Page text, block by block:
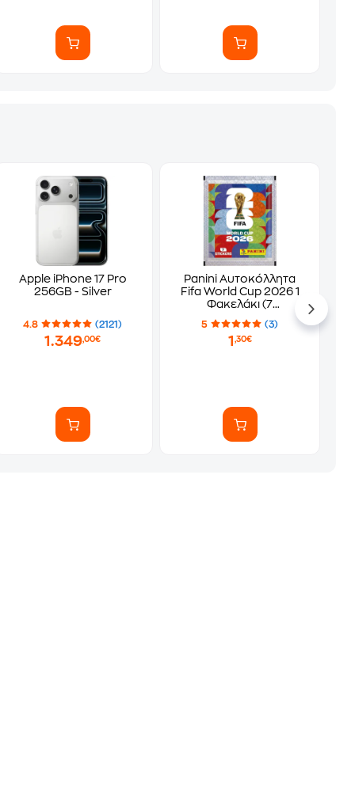
Apple iPhone 17 Pro
256GB - Silver
4.8 (2121)
1.349,00€
Panini Αυτοκόλλητα
Fifa World Cup 2026 1
Φακελάκι (7
Αυτοκόλλητα)
5 (3)
1 ,30€